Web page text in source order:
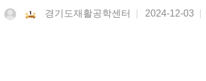
경기도재활공학센터 2024-12-03